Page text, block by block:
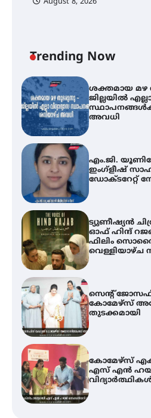
Trending Now
ശക്തമായ
ജില്ലയിൽ
അവധി
എം.ജി.
ഇംഗ്ളീഷ്
ഡോക്ടറേറ്റ്
ട്യുണീഷ്യൻ
ഓഫ് ഹിന്ദ്
ഫിലിം
വെള്ളിയാഴ്ച
സെന്റ്
കോമേഴ്‌സ്
തുടക്കമായി
കോമേഴ്സ്
എസ് എൻ